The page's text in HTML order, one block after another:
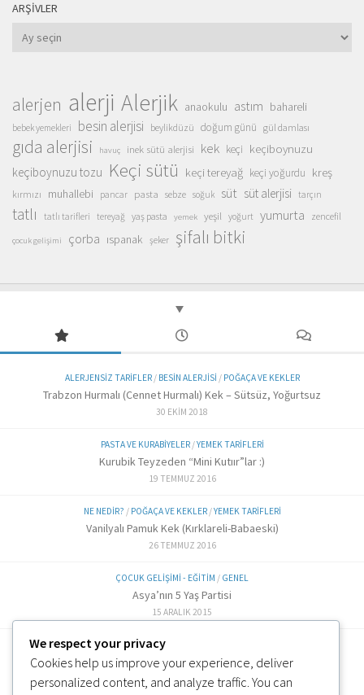
ARŞIVLER
Arşivler
alerjen alerji Alerjik anaokulu astım bahareli
bebek yemekleri besin alerjisi beylikdüzü doğum günü gül damlası
gıda alerjisi havuç inek sütü alerjisi kek keçi keçiboynuzu
keçiboynuzu tozu Keçi sütü keçi tereyağ keçi yoğurdu kreş
kırmızı muhallebi pancar pasta sebze soğuk süt süt alerjisi tarçın
tatlı tatlı tarifleri tereyağ yaş pasta yemek yeşil yoğurt yumurta zencefil
çocuk gelişimi çorba ıspanak şeker şifalı bitki
ALERJENSIZ TARIFLER/ BESIN ALERJISI / POĞAÇA VE KEKLER
Trabzon Hurmalı (Cennet Hurmalı) Kek – Sütsüz, Yoğurtsuz
30 EKIM 2018
PASTA VE KURABIYELER/YEMEK TARIFLERI
Kurubik Teyzeden “Mini Kutıır”lar :)
19 TEMMUZ 2016
NE NEDIR? / POĞAÇA VE KEKLER/YEMEK TARIFLERI
Vanilyalı Pamuk Kek (Kırklareli-Babaeski)
26 TEMMUZ 2016
ÇOCUK GELIŞIMI - EĞITIM / GENEL
Asya’nın 5 Yaş Partisi
15 ARALIK 2015
ALTERNATIF TARIFLER
Labne Peynir Yapımı (6 ve üzeri)
3 OCAK 2019
We respect your privacy
Cookies help us improve your experience, deliver
personalized content, and analyze traffic. You can